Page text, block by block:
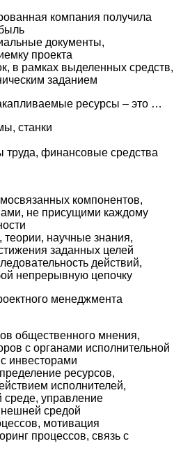
компания получила
документы,
проекта
в рамках выделенных средств,
заданием
ресурсы – это …
станки
труда, финансовые средства
компонентов,
не присущими каждому
теории, научные знания,
заданных целей
действий,
непрерывную цепочку
менеджмента
общественного мнения,
с органами исполнительной
инвесторами
ресурсов,
исполнителей,
среде, управление
средой
мотивация
процессов, связь с